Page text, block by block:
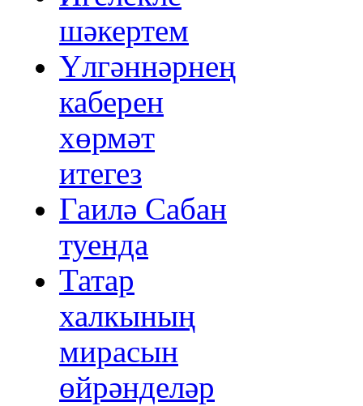
шәкертем
Үлгәннәрнең
каберен
хөрмәт
итегез
Гаилә Сабан
туенда
Татар
халкының
мирасын
өйрәнделәр